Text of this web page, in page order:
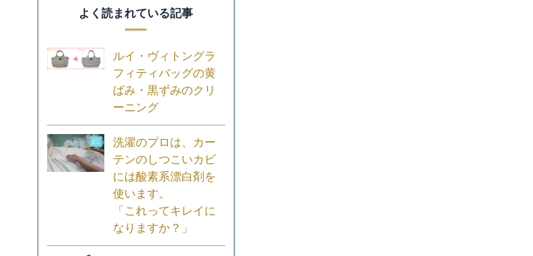
よく読まれている記事
ルイ・ヴィトングラ
フィティバッグの黄
ばみ・黒ずみのクリ
ーニング
洗濯のプロは、カー
テンのしつこいカビ
には酸素系漂白剤を
使います。
「これってキレイに
なりますか？」